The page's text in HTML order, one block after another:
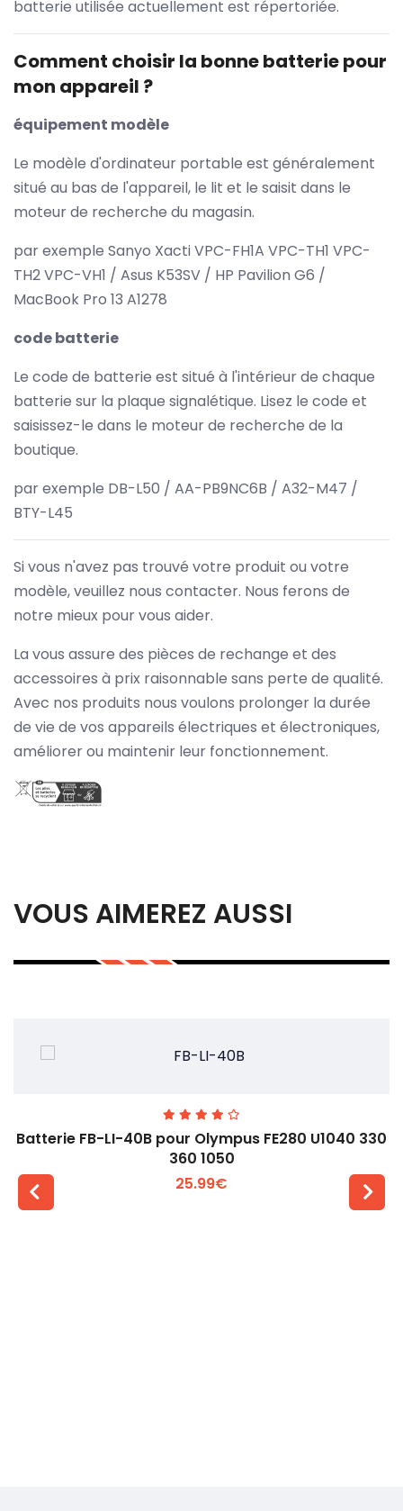
batterie utilisée actuellement est répertoriée.
Comment choisir la bonne batterie pour
mon appareil ?
équipement modèle
Le modèle d'ordinateur portable est généralement
situé au bas de l'appareil, le lit et le saisit dans le
moteur de recherche du magasin.
par exemple Sanyo Xacti VPC-FH1A VPC-TH1 VPC-
TH2 VPC-VH1 / Asus K53SV / HP Pavilion G6 /
MacBook Pro 13 A1278
code batterie
Le code de batterie est situé à l'intérieur de chaque
batterie sur la plaque signalétique. Lisez le code et
saisissez-le dans le moteur de recherche de la
boutique.
par exemple DB-L50 / AA-PB9NC6B / A32-M47 /
BTY-L45
Si vous n'avez pas trouvé votre produit ou votre
modèle, veuillez nous contacter. Nous ferons de
notre mieux pour vous aider.
La vous assure des pièces de rechange et des
accessoires à prix raisonnable sans perte de qualité.
Avec nos produits nous voulons prolonger la durée
de vie de vos appareils électriques et électroniques,
améliorer ou maintenir leur fonctionnement.
VOUS AIMEREZ AUSSI
Batterie FB-LI-40B pour Olympus FE280 U1040 330
360 1050
25.99€